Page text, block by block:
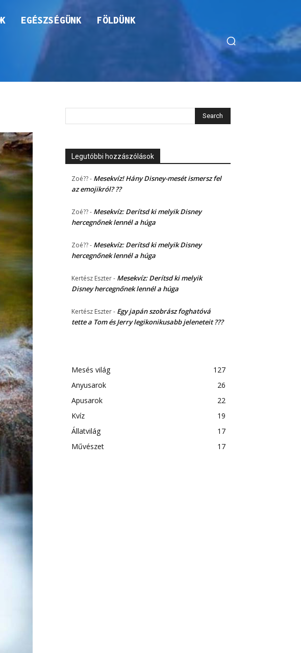
EGÉSZSÉGÜNK FÖLDÜNK
Legutóbbi hozzászólások
Zoé??- Mesekvíz! Hány Disney-mesét ismersz fel
az emojikról? ??
Zoé??- Mesekvíz: Derítsd ki melyik Disney
hercegnőnek lennél a húga
Zoé??- Mesekvíz: Derítsd ki melyik Disney
hercegnőnek lennél a húga
Kertész Eszter- Mesekvíz: Derítsd ki melyik
Disney hercegnőnek lennél a húga
Kertész Eszter- Egy japán szobrász foghatóvá
tette a Tom és Jerry legikonikusabb jeleneteit ???
Mesés világ
127
Anyusarok
26
Apusarok
22
Kvíz
19
Állatvilág
17
Művészet
17